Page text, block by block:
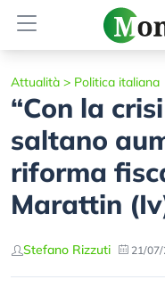
Attualità > Politica italiana
“Con la
saltano
riforma
Marattin
Stefano Rizzuti 21/